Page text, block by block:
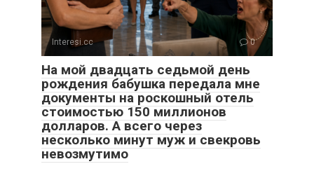
Interesi.cc 0
На мой двадцать седьмой день
рождения бабушка передала мне
документы на роскошный отель
стоимостью 150 миллионов
долларов. А всего через
несколько минут муж и свекровь
невозмутимо